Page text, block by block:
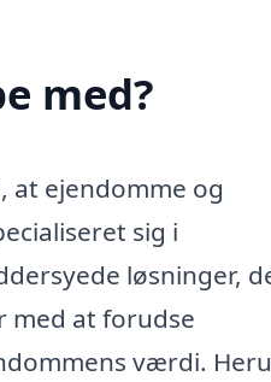
med?
at ejendomme og
sig i
løsninger,
med at forudse
værdi.